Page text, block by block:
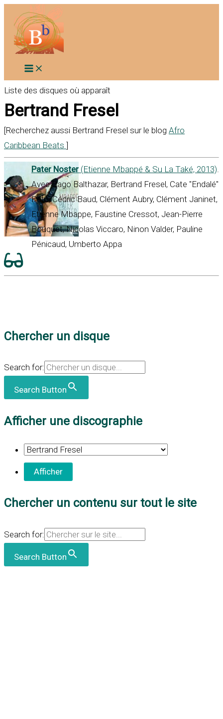
contenu
Liste des disques où apparaît
Bertrand Fresel
[Recherchez aussi Bertrand Fresel sur le blog Afro
Caribbean Beats ]
Pater Noster (Etienne Mbappé & Su La Také, 2013).
Avec Bago Balthazar, Bertrand Fresel, Cate "Endalé"
Petit, Cédric Baud, Clément Aubry, Clément Janinet,
Etienne Mbappe, Faustine Cressot, Jean-Pierre
Bouquet, Nicolas Viccaro, Ninon Valder, Pauline
Pénicaud, Umberto Appa
Chercher un disque
Search for:
Search Button
Afficher une discographie
Chercher un contenu sur tout le site
Search for:
Search Button